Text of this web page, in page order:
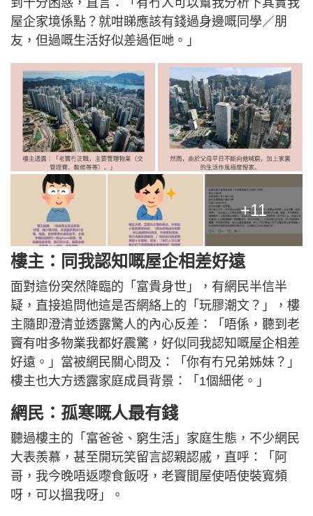
屋企家境係點？就咁睇應該有錢過身邊嘅同學／朋
友，但過嘅生活好似差過佢哋。」
+11
樓主：同我認知嘅屋企相差好遠
面對這份突然降臨的「富貴身世」，有網民半信半
疑，直接追問他這是否網絡上的「玩膠潮文？」，樓
主隨即澄清並透露驚人的內心反差：「唔係，聽到老
竇有咁多物業我都好震驚，好似同我認知嘅屋企相差
好遠。」當被網民關心問及：「你有冇兄弟姊妹？」
樓主也大方透露家庭成員背景：「1個細佬。」
網民：孤寒嘅人最有錢
聽過樓主的「富爸爸、窮生活」家庭生態，不少網民
大表羨慕，甚至開玩笑留言認親認戚，直呼：「阿
哥，我今晚唔返嚟食飯呀，老竇間屋使唔使裝寬頻
呀，可以搵我呀」。